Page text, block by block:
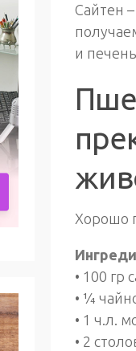
Сайтен
и
Хорошо
• 100 гр
• ¼
• 1 ч.л.
• 2